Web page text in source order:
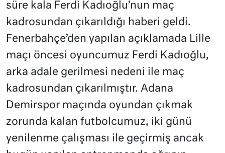
süre kala Ferdi Kadıoğlu’nun maç
kadrosundan çıkarıldığı haberi geldi.
Fenerbahçe’den yapılan açıklamada Lille
maçı öncesi oyuncumuz Ferdi Kadıoğlu,
arka adale gerilmesi nedeni ile maç
kadrosundan çıkarılmıştır. Adana
Demirspor maçında oyundan çıkmak
zorunda kalan futbolcumuz, iki günü
yenilenme çalışması ile geçirmiş ancak